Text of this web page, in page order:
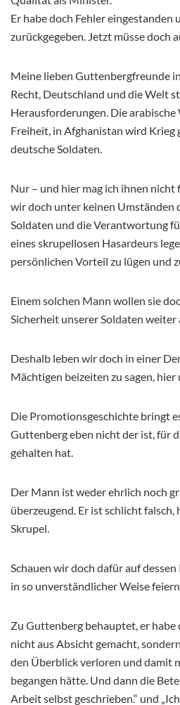
Er habe doch Fehler eingestanden
zurückgegeben. Jetzt müsse doch
Meine lieben Guttenbergfreunde
Recht, Deutschland und die Welt
Herausforderungen. Die
Freiheit, in Afghanistan wird
deutsche Soldaten.
Nur – und hier mag ich ihnen nicht
wir doch unter keinen Umständen
Soldaten und die Verantwortung
eines skrupellosen Hasardeurs
persönlichen Vorteil zu lügen und
Einem solchen Mann wollen sie
Sicherheit unserer Soldaten weiter
Deshalb leben wir doch in einer
Mächtigen beizeiten zu sagen,
Die Promotionsgeschichte bringt
Guttenberg eben nicht der ist, für
gehalten hat.
Der Mann ist weder ehrlich noch
überzeugend. Er ist schlicht
Skrupel.
Schauen wir doch dafür auf
in so unverständlicher Weise
Zu Guttenberg behauptet, er habe
nicht aus Absicht gemacht,
den Überblick verloren und damit
begangen hätte. Und dann die
Arbeit selbst geschrieben.“ und